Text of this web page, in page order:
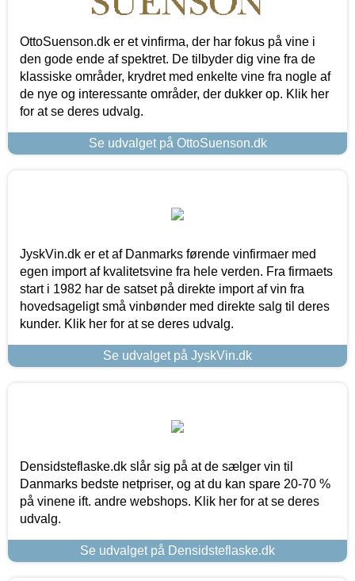
OttoSuenson.dk er et vinfirma, der har fokus på vine i
den gode ende af spektret. De tilbyder dig vine fra de
klassiske områder, krydret med enkelte vine fra nogle af
de nye og interessante områder, der dukker op. Klik her
for at se deres udvalg.
Se udvalget på OttoSuenson.dk
JyskVin.dk er et af Danmarks førende vinfirmaer med
egen import af kvalitetsvine fra hele verden. Fra firmaets
start i 1982 har de satset på direkte import af vin fra
hovedsageligt små vinbønder med direkte salg til deres
kunder. Klik her for at se deres udvalg.
Se udvalget på JyskVin.dk
Densidsteflaske.dk slår sig på at de sælger vin til
Danmarks bedste netpriser, og at du kan spare 20-70 %
på vinene ift. andre webshops. Klik her for at se deres
udvalg.
Se udvalget på Densidsteflaske.dk